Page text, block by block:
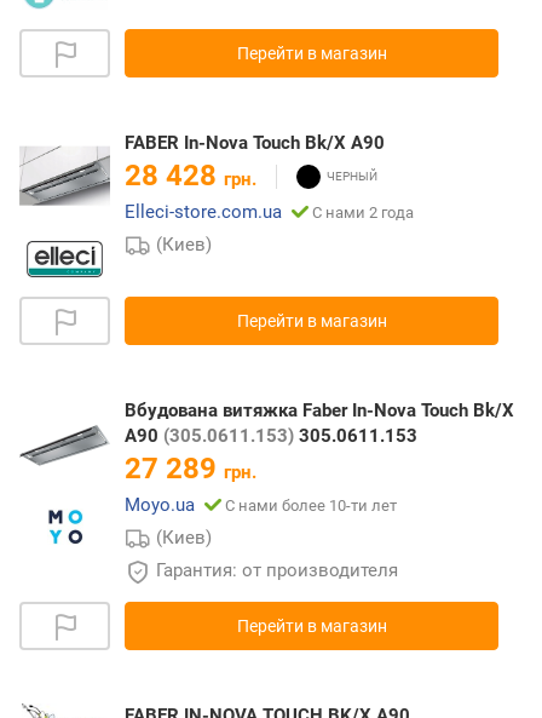
Перейти в магазин
FABER In-Nova Touch Bk/X A90
28 428 грн.
Elleci-store.com.ua
С нами 2 года
(Киев)
Перейти в магазин
Вбудована витяжка Faber In-Nova Touch Bk/X
A90 (305.0611.153) 305.0611.153
27 289 грн.
Moyo.ua
С нами более 10-ти лет
(Киев)
Гарантия: от производителя
Перейти в магазин